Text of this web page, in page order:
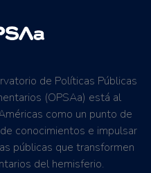
de Políticas Públicas
(OPSAa) está al
como un punto de
conocimientos e impulsar
públicas que transformen
del hemisferio.